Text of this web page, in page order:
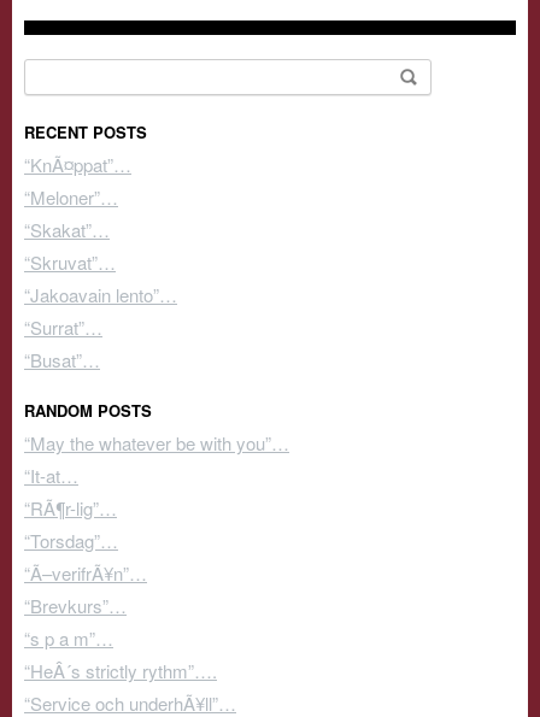
RECENT POSTS
“KnÃ¤ppat”…
“Meloner”…
“Skakat”…
“Skruvat”…
“Jakoavain lento”…
“Surrat”…
“Busat”…
RANDOM POSTS
“May the whatever be with you”…
“It-at…
“RÃ¶r-lig”…
“Torsdag”…
“Ã–verifrÃ¥n”…
“Brevkurs”…
“s p a m”…
“HeÂ´s strictly rythm”….
“Service och underhÃ¥ll”…